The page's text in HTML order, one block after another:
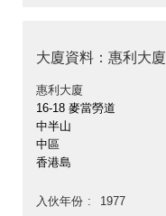
大廈資料：惠利大廈
惠利大廈
16-18 麥當勞道
中半山
中區
香港島
入伙年份
1977